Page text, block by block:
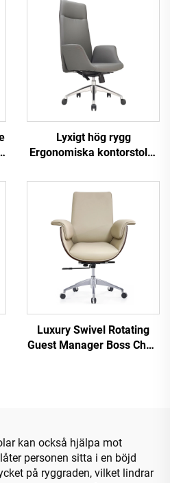
Lyxigt hög rygg
Ergonomiska kontorstolar
läder kontorsmöbler stol
Luxury Swivel Rotating
Guest Manager Boss Chair
kan också hjälpa mot
personen sitta i en böjd
på ryggraden, vilket lindrar